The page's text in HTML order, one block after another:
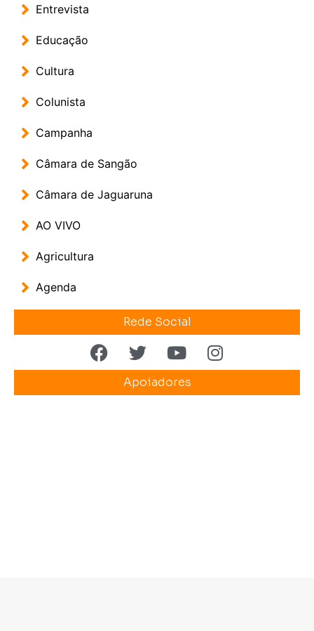
Entrevista
Educação
Cultura
Colunista
Campanha
Câmara de Sangão
Câmara de Jaguaruna
AO VIVO
Agricultura
Agenda
Rede Social
Apoiadores